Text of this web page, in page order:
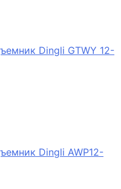
Dingli GTWY 12-
Dingli AWP12-